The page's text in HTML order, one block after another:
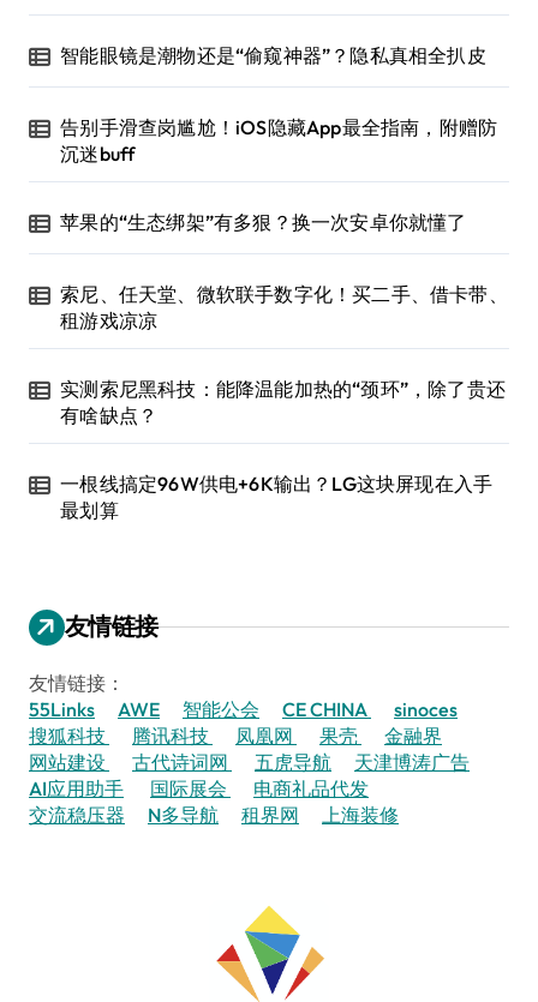
智能眼镜是潮物还是“偷窥神器”？隐私真相全扒皮
告别手滑查岗尴尬！iOS隐藏App最全指南，附赠防
沉迷buff
苹果的“生态绑架”有多狠？换一次安卓你就懂了
索尼、任天堂、微软联手数字化！买二手、借卡带、
租游戏凉凉
实测索尼黑科技：能降温能加热的“颈环”，除了贵还
有啥缺点？
一根线搞定96W供电+6K输出？LG这块屏现在入手
最划算
友情链接
友情链接：
55Links
AWE 智能公会 CE CHINA
sinoces
搜狐科技
腾讯科技 凤凰网 果壳
金融界
网站建设
古代诗词网 五虎导航
天津博涛广告
AI应用助手
国际展会
电商礼品代发
交流稳压器
N多导航 租界网 上海装修